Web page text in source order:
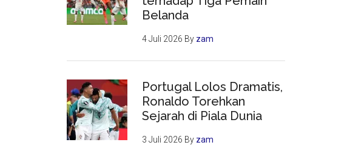
Belanda
4 Juli 2026 By zam
Portugal Lolos Dramatis,
Ronaldo Torehkan
Sejarah di Piala Dunia
3 Juli 2026 By zam